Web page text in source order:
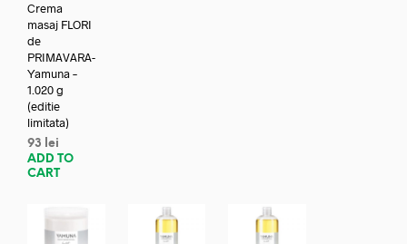
Crema
masaj FLORI
de
PRIMAVARA-
Yamuna –
1.020 g
(editie
limitata)
93
lei
ADD TO
CART